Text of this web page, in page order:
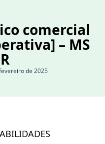
comercial
– MS
de 2025